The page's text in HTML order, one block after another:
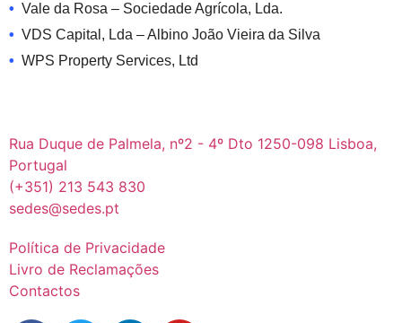
Vale da Rosa – Sociedade Agrícola, Lda.
VDS Capital, Lda – Albino João Vieira da Silva
WPS Property Services, Ltd
Rua Duque de Palmela, nº2 - 4º Dto 1250-098 Lisboa,
Portugal
(+351) 213 543 830
sedes@sedes.pt
Política de Privacidade
Livro de Reclamações
Contactos